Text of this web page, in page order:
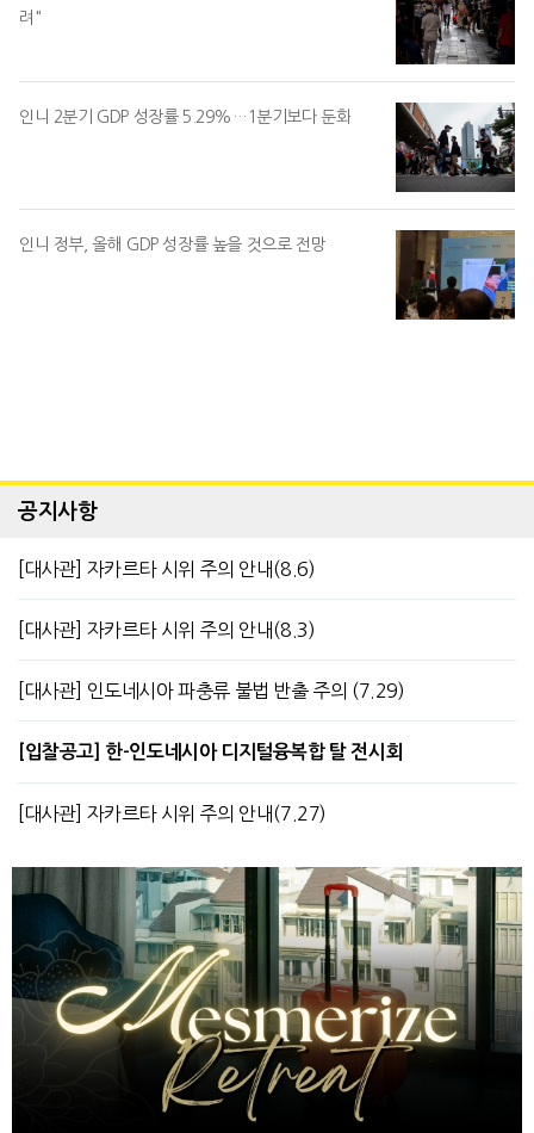
려"
인니 2분기 GDP 성장률 5.29%…1분기보다 둔화
인니 정부, 올해 GDP 성장률 높을 것으로 전망
공지사항
[대사관] 자카르타 시위 주의 안내(8.6)
[대사관] 자카르타 시위 주의 안내(8.3)
[대사관] 인도네시아 파충류 불법 반출 주의 (7.29)
[입찰공고] 한-인도네시아 디지털융복합 탈 전시회
[대사관] 자카르타 시위 주의 안내(7.27)